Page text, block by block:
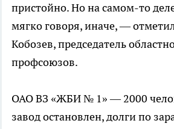
пристойно. Но на самом-то
мягко говоря, иначе, —
Кобозев, председатель
профсоюзов.
ОАО ВЗ «ЖБИ № 1» — 2000
завод остановлен, долги по